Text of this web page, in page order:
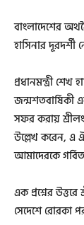
বাংলাদেশের
হাসিনার দূরদর্শী
প্রধানমন্ত্রী শেখ
জন্মশতবার্ষিকী
সফর করায়
উল্লেখ করেন, এ
আমাদেরকে
এক প্রশ্নের
সেদেশে রোরকা